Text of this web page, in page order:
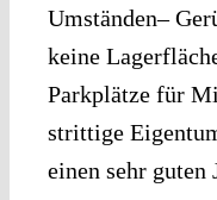
Umständen–
keine
Parkplätze für
strittige
einen sehr guten